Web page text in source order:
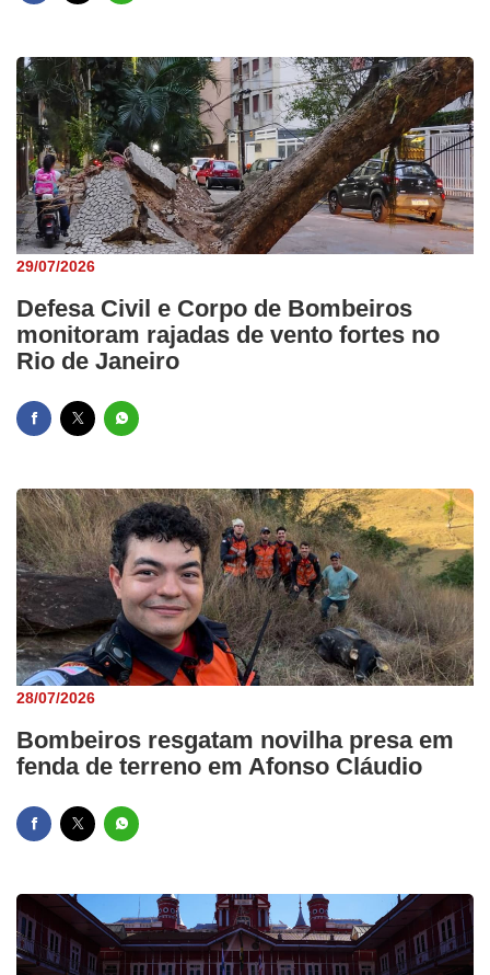
29/07/2026
Defesa Civil e Corpo de Bombeiros
monitoram rajadas de vento fortes no
Rio de Janeiro
28/07/2026
Bombeiros resgatam novilha presa em
fenda de terreno em Afonso Cláudio